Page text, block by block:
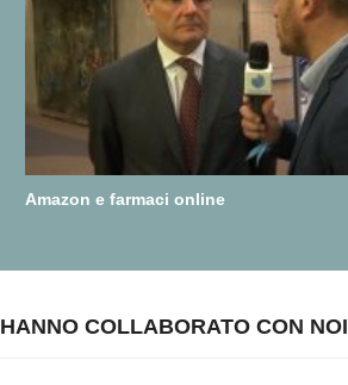
Amazon e farmaci online
HANNO COLLABORATO CON NOI